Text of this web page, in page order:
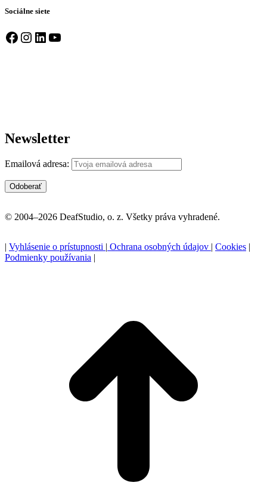
Sociálne siete
Facebook Instagram LinkedIn YouTube
Newsletter
Emailová adresa:
© 2004–2026 DeafStudio, o. z. Všetky práva vyhradené.
| Vyhlásenie o prístupnosti | Ochrana osobných údajov | Cookies |
Podmienky používania |